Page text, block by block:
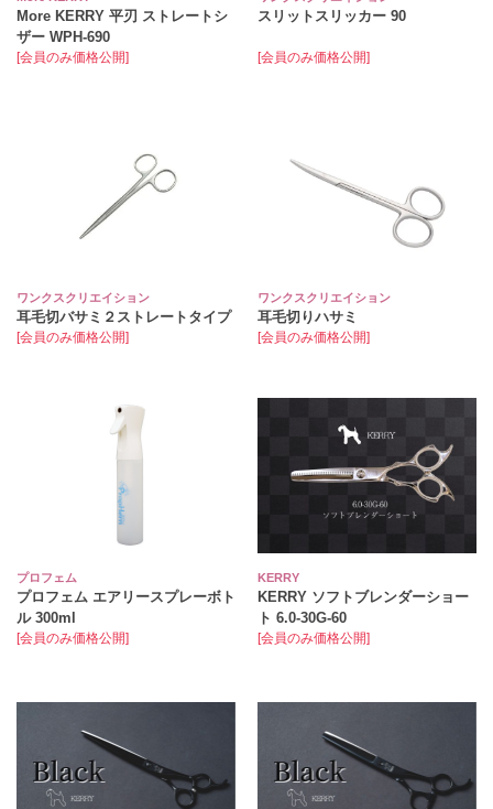
More KERRY 平刃 ストレートシ
ザー WPH-690
[会員のみ価格公開]
スリットスリッカー 90
[会員のみ価格公開]
ワンクスクリエイション
耳毛切バサミ２ストレートタイプ
[会員のみ価格公開]
ワンクスクリエイション
耳毛切りハサミ
[会員のみ価格公開]
プロフェム
プロフェム エアリースプレーボト
ル 300ml
[会員のみ価格公開]
KERRY
KERRY ソフトブレンダーショー
ト 6.0-30G-60
[会員のみ価格公開]